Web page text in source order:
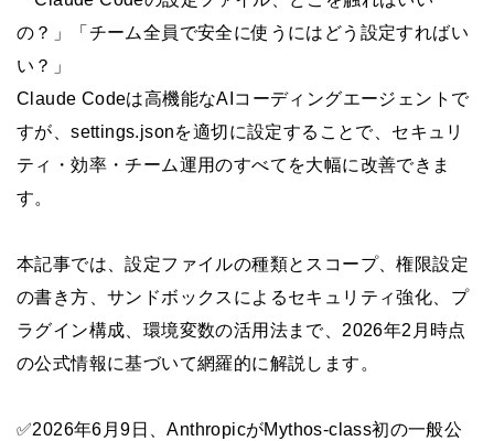
の？」「チーム全員で安全に使うにはどう設定すればい
い？」
Claude Codeは高機能なAIコーディングエージェントで
すが、settings.jsonを適切に設定することで、セキュリ
ティ・効率・チーム運用のすべてを大幅に改善できま
す。
本記事では、設定ファイルの種類とスコープ、権限設定
の書き方、サンドボックスによるセキュリティ強化、プ
ラグイン構成、環境変数の活用法まで、2026年2月時点
の公式情報に基づいて網羅的に解説します。
✅2026年6月9日、AnthropicがMythos-class初の一般公